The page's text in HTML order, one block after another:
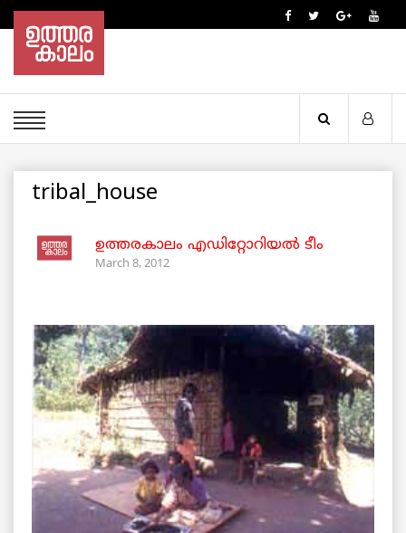
tribal_house
ഉത്തരകാലം എഡിറ്റോറിയല്‍ ടീം
March 8, 2012